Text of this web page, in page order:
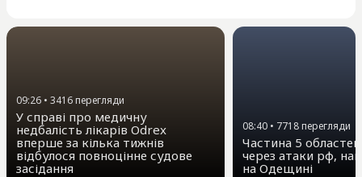
09:26 • 3416перегляди
У справі про медичну
недбалість лікарів Odrex
вперше за кілька тижнів
відбулося повноцінне судове
засідання
08:40 • 7718перегляди
Частина 5 областей
через атаки рф,
на Одещині